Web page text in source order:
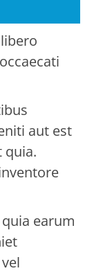
aut est
quia.
earum